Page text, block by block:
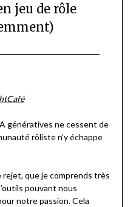
jeu de rôle
génératives ne cessent de
rôliste n’y échappe
que je comprends très
pouvant nous
notre passion. Cela